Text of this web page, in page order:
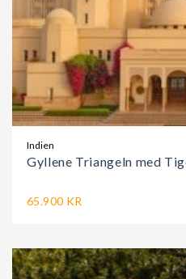
Indien
Gyllene Triangeln med
65.900 KR